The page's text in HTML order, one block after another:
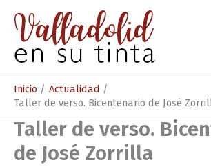
contenido
Inicio
Actualidad
Taller de verso. Bicentenario de José
Taller de verso.
de José Zorrilla